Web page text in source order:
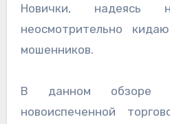
Новички, надеясь
неосмотрительно
мошенников.
В данном обзоре
новоиспеченной